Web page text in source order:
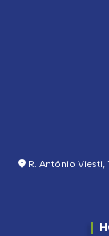
R. Antônio